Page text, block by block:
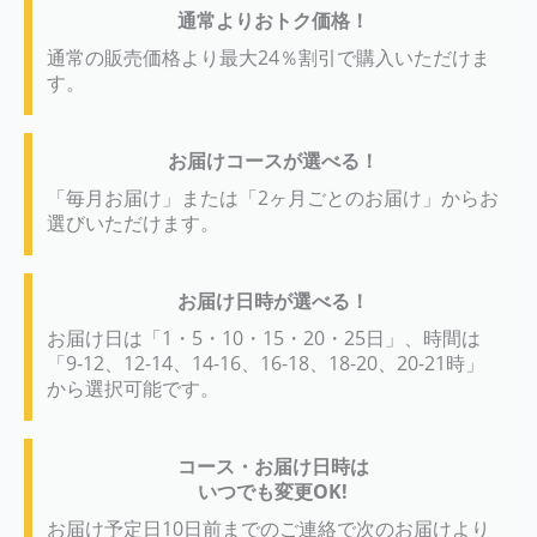
通常よりおトク価格！
通常の販売価格より最大24％割引で購入いただけま
す。
お届けコースが選べる！
「毎月お届け」または「2ヶ月ごとのお届け」からお
選びいただけます。
お届け日時が選べる！
お届け日は「1・5・10・15・20・25日」、時間は
「9-12、12-14、14-16、16-18、18-20、20-21時」
から選択可能です。
コース・お届け日時は
いつでも変更OK!
お届け予定日10日前までのご連絡で次のお届けより